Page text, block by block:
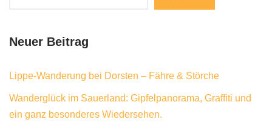
Neuer Beitrag
Lippe-Wanderung bei Dorsten – Fähre & Störche
Wanderglück im Sauerland: Gipfelpanorama, Graffiti und
ein ganz besonderes Wiedersehen.